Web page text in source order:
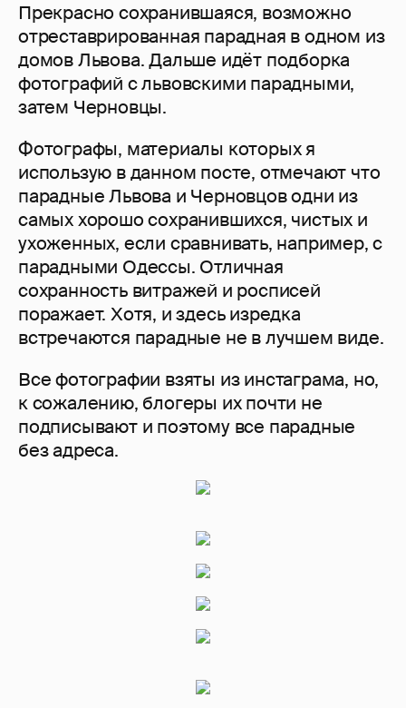
Прекрасно сохранившаяся, возможно
отреставрированная парадная в одном из
домов Львова. Дальше идёт подборка
фотографий с львовскими парадными,
затем Черновцы.
Фотографы, материалы которых я
использую в данном посте, отмечают что
парадные Львова и Черновцов одни из
самых хорошо сохранившихся, чистых и
ухоженных, если сравнивать, например, с
парадными Одессы. Отличная
сохранность витражей и росписей
поражает. Хотя, и здесь изредка
встречаются парадные не в лучшем виде.
Все фотографии взяты из инстаграма, но,
к сожалению, блогеры их почти не
подписывают и поэтому все парадные
без адреса.